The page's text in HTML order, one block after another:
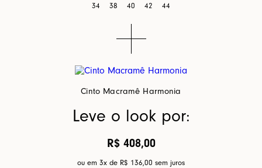
34 38 40 42 44
Cinto Macramê Harmonia
Leve o look por:
R$ 408,00
ou em 3x de R$ 136,00 sem juros